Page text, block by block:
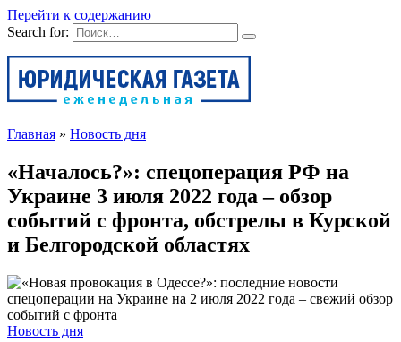
Перейти к содержанию
Search for:
Главная » Новость дня
«Началось?»: спецоперация РФ на
Украине 3 июля 2022 года – обзор
событий с фронта, обстрелы в Курской
и Белгородской областях
Новость дня